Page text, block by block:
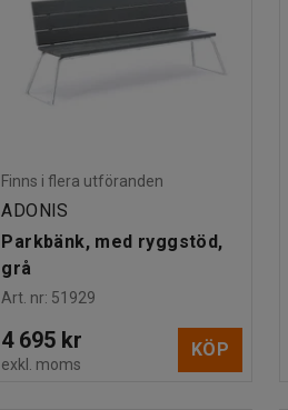
Finns i flera utföranden
ADONIS
Parkbänk, med ryggstöd,
grå
Art. nr: 51929
4 695 kr
exkl. moms
KÖP